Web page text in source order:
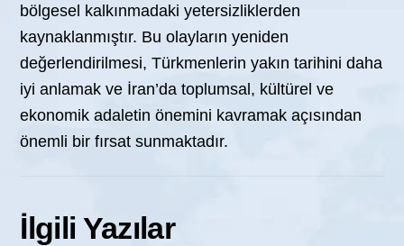
bölgesel kalkınmadaki yetersizliklerden
kaynaklanmıştır. Bu olayların yeniden
değerlendirilmesi, Türkmenlerin yakın tarihini daha
iyi anlamak ve İran’da toplumsal, kültürel ve
ekonomik adaletin önemini kavramak açısından
önemli bir fırsat sunmaktadır.
İlgili Yazılar